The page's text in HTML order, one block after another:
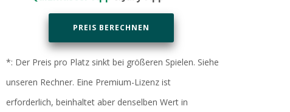
PREIS BERECHNEN
*: Der Preis pro Platz sinkt bei größeren Spielen. Siehe
unseren Rechner. Eine Premium-Lizenz ist
erforderlich, beinhaltet aber denselben Wert in